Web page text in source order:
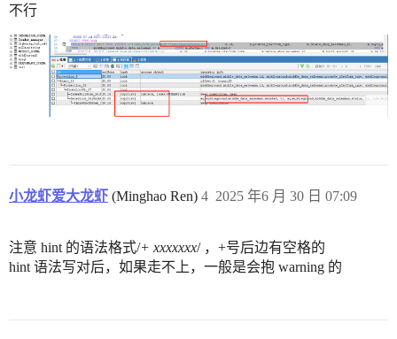
不行
小龙虾爱大龙虾 (Minghao Ren) 2025 年6 月 30 日 07:09
4
注意 hint 的语法格式/+ xxxxxxx/ ，+号后边有空格的
hint 语法写对后，如果走不上，一般是会抱 warning 的